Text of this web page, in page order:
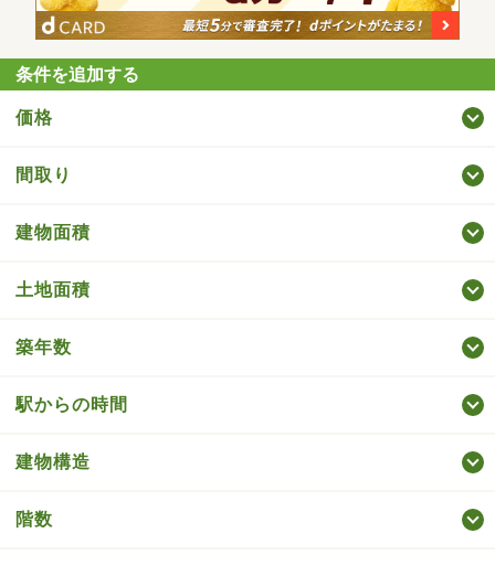
条件を追加する
価格
間取り
建物面積
土地面積
築年数
駅からの時間
建物構造
階数